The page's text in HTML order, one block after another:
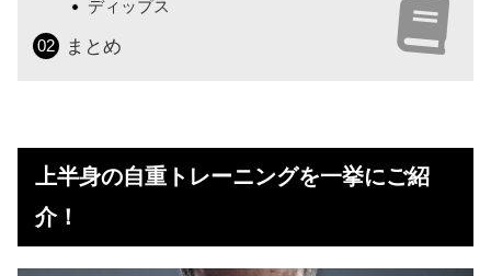
ディップス
まとめ
上半身の自重トレーニングを一挙にご紹
介！